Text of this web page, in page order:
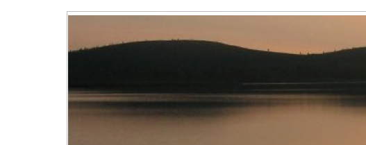
VAELLUSNET - Vaellusturinat II
Keskustelua vaeltamisesta ja Lapista